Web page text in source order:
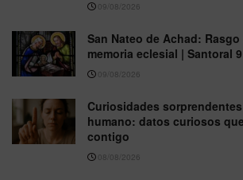
09/08/2026
San Nateo de Achad:
memoria eclesial | Santoral
09/08/2026
Curiosidades
humano: datos curiosos
contigo
08/08/2026